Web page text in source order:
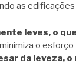
as
leves, o
o
da leveza,